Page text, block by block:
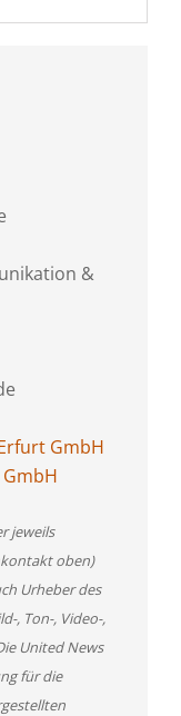
&
GmbH
jeweils
oben)
Urheber des
, Ton-, Video-,
United News
für die